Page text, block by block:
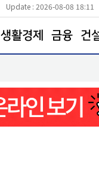
Update : 2026-08-08 18:11
생활경제 금융 건